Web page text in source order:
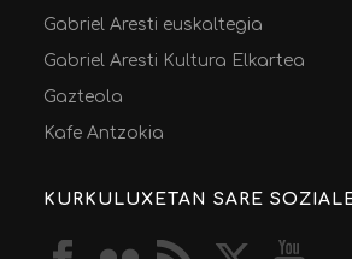
Gabriel Aresti euskaltegia
Gabriel Aresti Kultura Elkartea
Gazteola
Kafe Antzokia
KURKULUXETAN SARE